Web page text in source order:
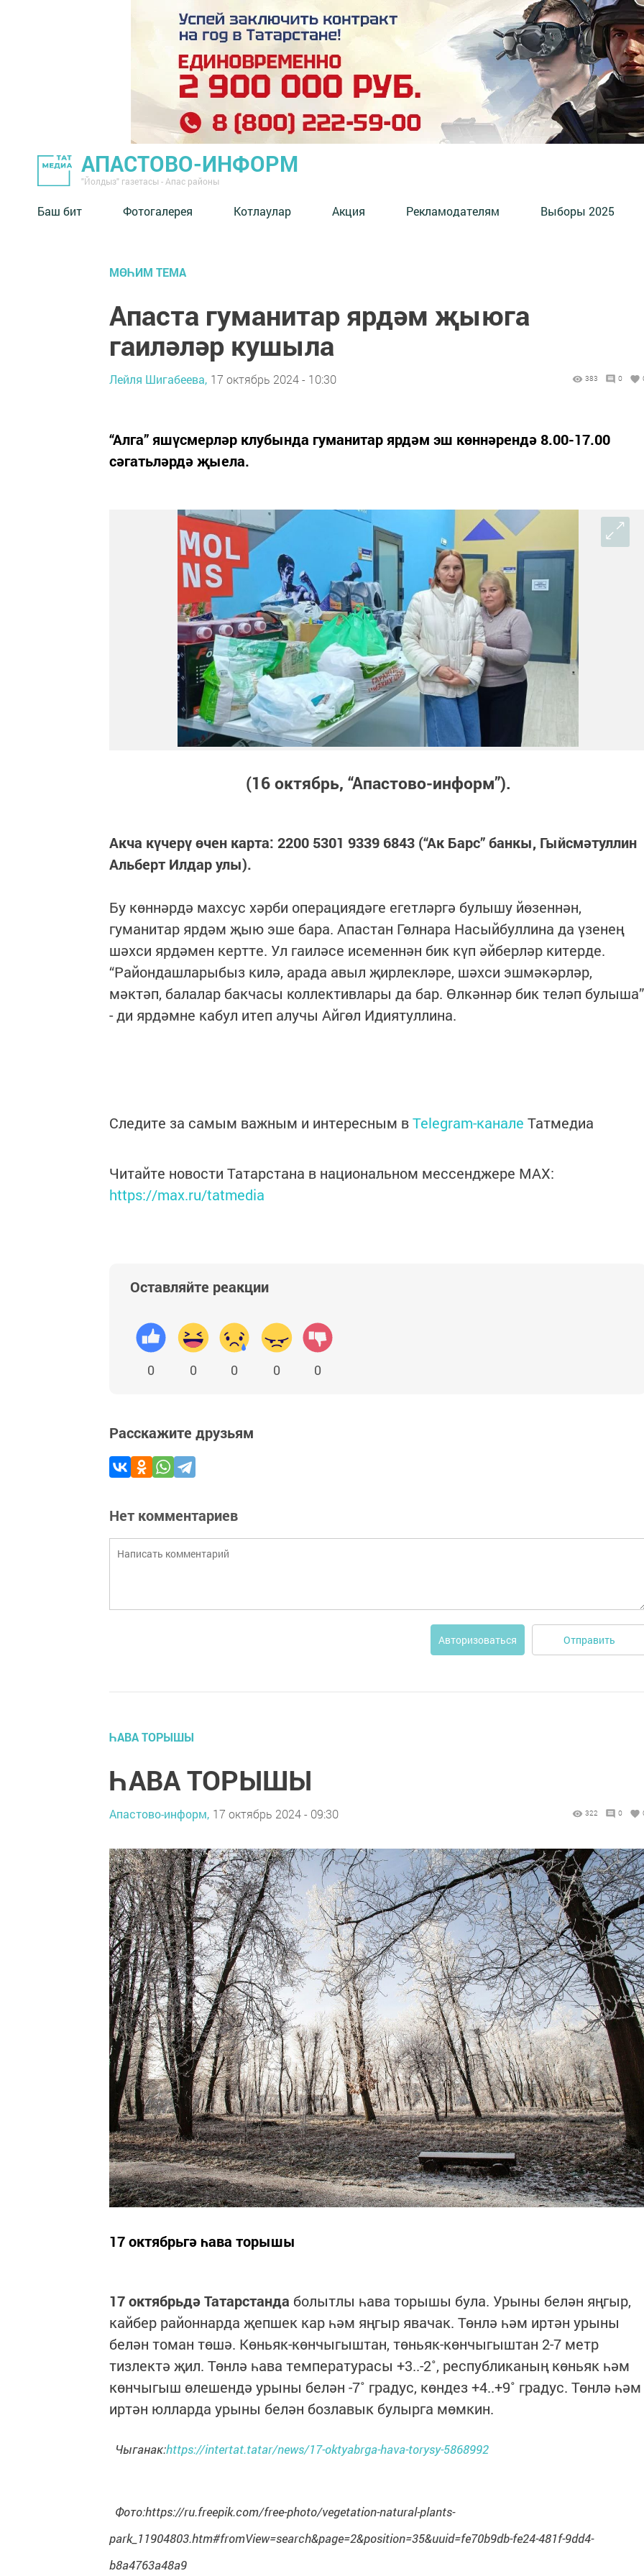
АПАСТОВО-ИНФОРМ
"Йолдыз" газетасы - Апас районы
Баш бит Фотогалерея Котлаулар Акция Рекламодателям Выборы 2025
МӨҺИМ ТЕМА
Апаста гуманитар ярдәм җыюга
гаиләләр кушыла
Лейля Шигабеева, 17 октябрь 2024 - 10:30 383 0
“Алга” яшүсмерләр клубында гуманитар ярдәм эш көннәрендә 8.00-17.00
сәгатьләрдә җыела.
(16 октябрь, “Апастово-информ”).
Акча күчерү өчен карта: 2200 5301 9339 6843 (“Ак Барс” банкы, Гыйсмәтуллин
Альберт Илдар улы).
Бу көннәрдә махсус хәрби операциядәге егетләргә булышу йөзеннән,
гуманитар ярдәм җыю эше бара. Апастан Гөлнара Насыйбуллина да үзенең
шәхси ярдәмен кертте. Ул гаиләсе исеменнән бик күп әйберләр китерде.
“Райондашларыбыз килә, арада авыл җирлекләре, шәхси эшмәкәрләр,
мәктәп, балалар бакчасы коллективлары да бар. Өлкәннәр бик теләп
- ди ярдәмне кабул итеп алучы Айгөл Идиятуллина.
Следите за самым важным и интересным вTelegram-канале Татмедиа
Читайте новости Татарстана в национальном мессенджере MАХ:
https://max.ru/tatmedia
Оставляйте реакции
0 0 0 0 0
Расскажите друзьям
Нет комментариев
Авторизоваться Отправить
ҺАВА ТОРЫШЫ
ҺАВА ТОРЫШЫ
Апастово-информ, 17 октябрь 2024 - 09:30 322 0
17 октябрьгә һава торышы
17 октябрьдә Татарстанда болытлы һава торышы була. Урыны белән яңгыр,
кайбер районнарда җепшек кар һәм яңгыр явачак. Төнлә һәм иртән урыны
белән томан төшә. Көньяк-көнчыгыштан, төньяк-көнчыгыштан 2-7 метр
тизлектә җил. Төнлә һава температурасы +3..-2˚, республиканың көньяк һәм
көнчыгыш өлешендә урыны белән -7˚ градус, көндез +4..+9˚ градус. Төнлә һәм
иртән юлларда урыны белән бозлавык булырга мөмкин.
Чыганак:https://intertat.tatar/news/17-oktyabrga-hava-torysy-5868992
Фото:https://ru.freepik.com/free-photo/vegetation-natural-plants-
park_11904803.htm#fromView=search&page=2&position=35&uuid=fe70b9db-fe24-481f-9dd4-
b8a4763a48a9